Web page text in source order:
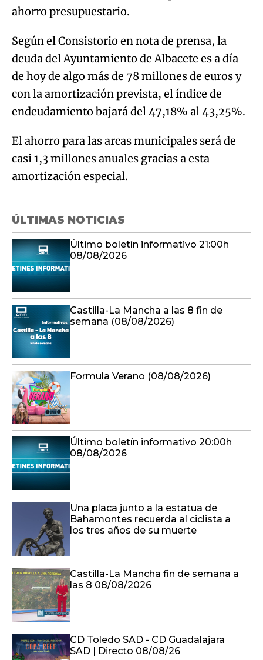
ahorro presupuestario.
Según el Consistorio en nota de prensa, la
deuda del Ayuntamiento de Albacete es a día
de hoy de algo más de 78 millones de euros y
con la amortización prevista, el índice de
endeudamiento bajará del 47,18% al 43,25%.
El ahorro para las arcas municipales será de
casi 1,3 millones anuales gracias a esta
amortización especial.
ÚLTIMAS NOTICIAS
Último boletín informativo 21:00h
08/08/2026
Castilla-La Mancha a las 8 fin de
semana (08/08/2026)
Formula Verano (08/08/2026)
Último boletín informativo 20:00h
08/08/2026
Una placa junto a la estatua de
Bahamontes recuerda al ciclista a
los tres años de su muerte
Castilla-La Mancha fin de semana a
las 8 08/08/2026
CD Toledo SAD - CD Guadalajara
SAD | Directo 08/08/26